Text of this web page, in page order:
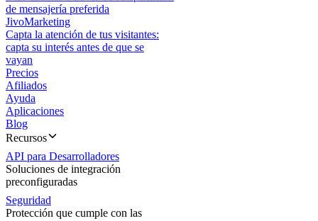
de mensajería preferida
JivoMarketing
Capta la atención de tus visitantes:
capta su interés antes de que se
vayan
Precios
Afiliados
Ayuda
Aplicaciones
Blog
Recursos
API para Desarrolladores
Soluciones de integración
preconfiguradas
Seguridad
Protección que cumple con las